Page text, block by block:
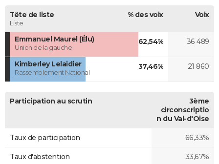
Tête de liste
Liste
% des voix Voix
Emmanuel Maurel (Élu)
Union de la gauche
62,54% 36 489
Kimberley Lelaidier
Rassemblement National
37,46% 21 860
Participation au scrutin
3ème
circonscriptio
n du Val-d'Oise
Taux de participation 66,33%
Taux d'abstention 33,67%